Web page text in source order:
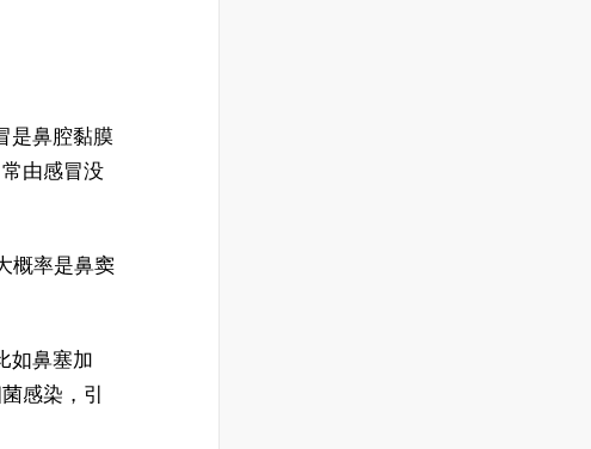
是鼻腔黏膜
由感冒没
概率是鼻窦
如鼻塞加
感染，引